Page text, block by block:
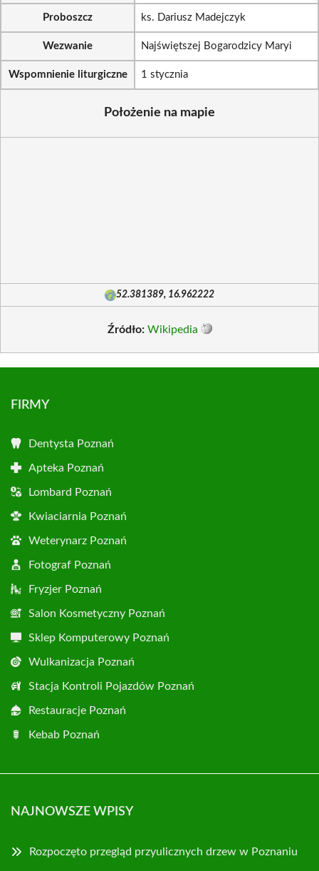
Proboszcz ks. Dariusz Madejczyk
Wezwanie Najświętszej Bogarodzicy Maryi
Wspomnienie liturgiczne 1 stycznia
Położenie na mapie
52.381389, 16.962222
Źródło: Wikipedia
FIRMY
Dentysta Poznań
Apteka Poznań
Lombard Poznań
Kwiaciarnia Poznań
Weterynarz Poznań
Fotograf Poznań
Fryzjer Poznań
Salon Kosmetyczny Poznań
Sklep Komputerowy Poznań
Wulkanizacja Poznań
Stacja Kontroli Pojazdów Poznań
Restauracje Poznań
Kebab Poznań
NAJNOWSZE WPISY
Rozpoczęto przegląd przyulicznych drzew w Poznaniu